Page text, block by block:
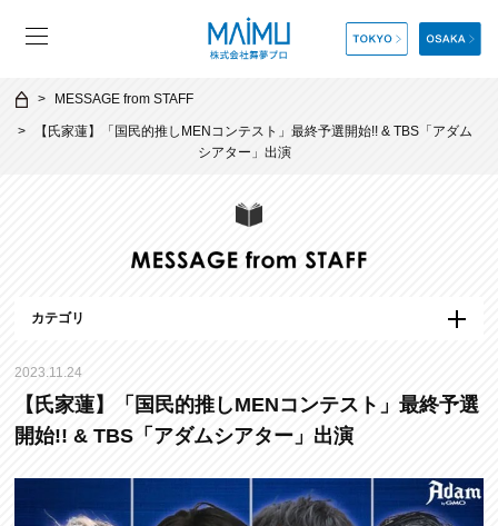
MESSAGE from STAFF
【氏家蓮】「国民的推しMENコンテスト」最終予選開始!! & TBS「アダム
シアター」出演
カテゴリ
2023.11.24
【氏家蓮】「国民的推しMENコンテスト」最終予選
開始!! & TBS「アダムシアター」出演